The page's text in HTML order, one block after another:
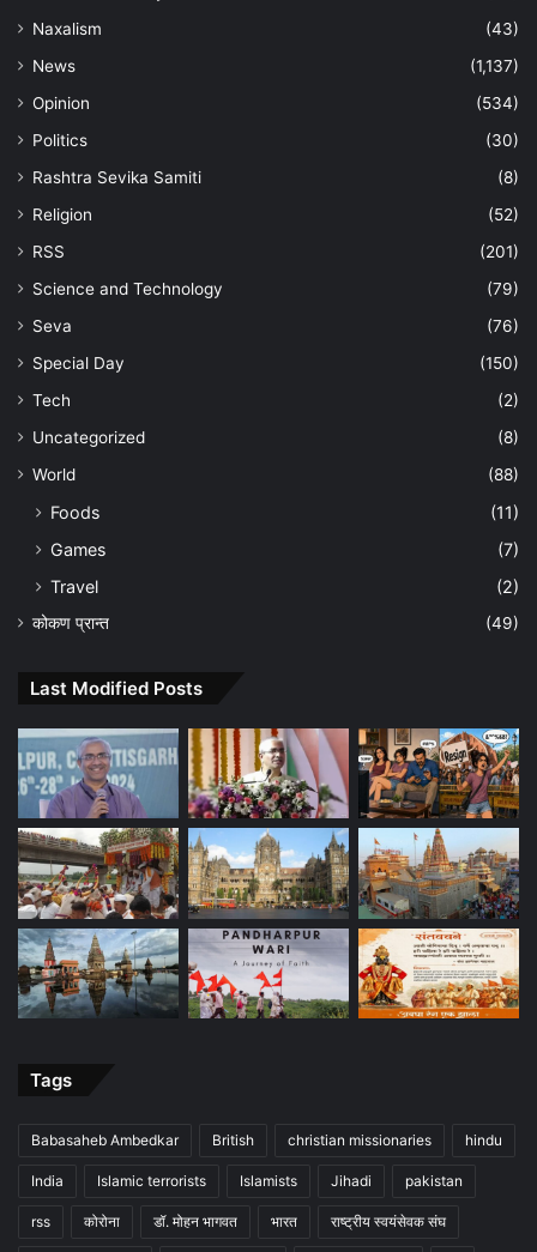
Naxalism
(43)
News
(1,137)
Opinion
(534)
Politics
(30)
Rashtra Sevika Samiti
(8)
Religion
(52)
RSS
(201)
Science and Technology
(79)
Seva
(76)
Special Day
(150)
Tech
(2)
Uncategorized
(8)
World
(88)
Foods
(11)
Games
(7)
Travel
(2)
कोकण प्रान्त (49)
Last Modified Posts
Tags
Babasaheb Ambedkar British christian missionaries hindu
India Islamic terrorists Islamists Jihadi pakistan
rss कोरोना डॉ. मोहन भागवत भारत राष्ट्रीय स्वयंसेवक संघ